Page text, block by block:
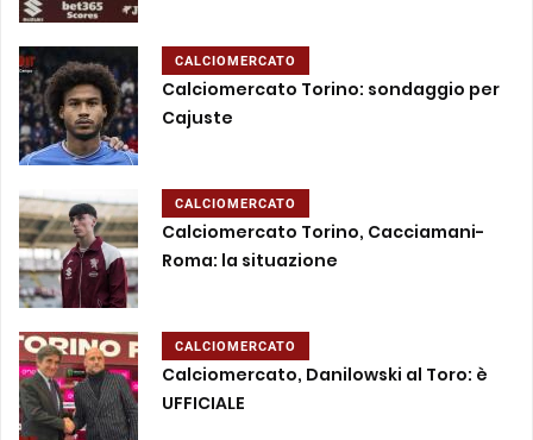
CALCIOMERCATO
Calciomercato Torino: sondaggio per
Cajuste
CALCIOMERCATO
Calciomercato Torino, Cacciamani-
Roma: la situazione
CALCIOMERCATO
Calciomercato, Danilowski al Toro: è
UFFICIALE